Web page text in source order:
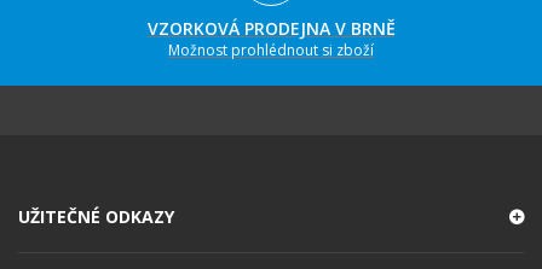
VZORKOVÁ PRODEJNA V BRNĚ
Možnost prohlédnout si zboží
UŽITEČNÉ ODKAZY